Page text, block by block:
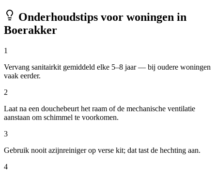
Onderhoudstips voor woningen in
Boerakker
1
Vervang sanitairkit gemiddeld elke 5–8 jaar — bij oudere woningen
vaak eerder.
2
Laat na een douchebeurt het raam of de mechanische ventilatie
aanstaan om schimmel te voorkomen.
3
Gebruik nooit azijnreiniger op verse kit; dat tast de hechting aan.
4